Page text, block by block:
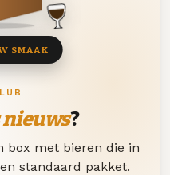
?
box met bieren die in
standaard pakket.
SMAAK